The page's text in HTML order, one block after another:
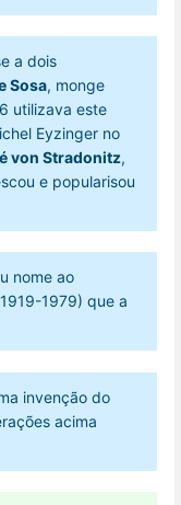
a dois
Sosa, monge
utilizava este
Eyzinger no
von Stradonitz,
e popularisou
nome ao
1979) que a
invenção do
acima